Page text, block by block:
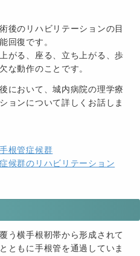
後のリハビリテーションの目
回復です。
がる、座る、立ち上がる、歩
な動作のことです。
において、城内病院の理学療
ョンについて詳しくお話しま
根管症候群
候群のリハビリテーション
う横手根靭帯から形成されて
ともに手根管を通過していま